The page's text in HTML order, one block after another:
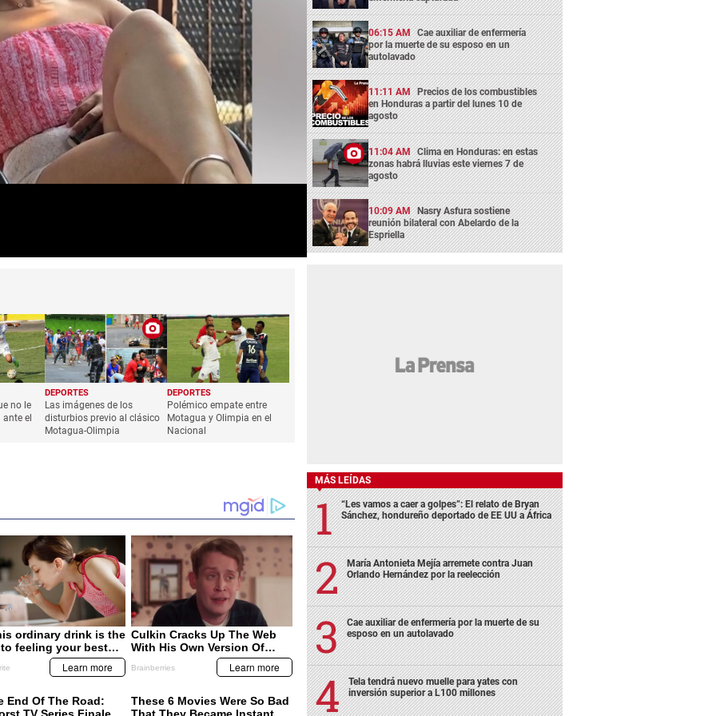
no le
el
DEPORTES
Las imágenes de los
disturbios previo al clásico
Motagua-Olimpia
DEPORTES
Polémico empate entre
Motagua y Olimpia en el
Nacional
06:15 AM Cae auxiliar de enfermería
por la muerte de su esposo en un
autolavado
11:11 AM Precios de los combustibles
en Honduras a partir del lunes 10 de
agosto
11:04 AM Clima en Honduras: en estas
zonas habrá lluvias este viernes 7 de
agosto
10:09 AM Nasry Asfura sostiene
reunión bilateral con Abelardo de la
Espriella
MÁS LEÍDAS
“Les vamos a caer a golpes”: El relato de Bryan
Sánchez, hondureño deportado de EE UU a África
María Antonieta Mejía arremete contra Juan
Orlando Hernández por la reelección
Cae auxiliar de enfermería por la muerte de su
esposo en un autolavado
Tela tendrá nuevo muelle para yates con
inversión superior a L100 millones